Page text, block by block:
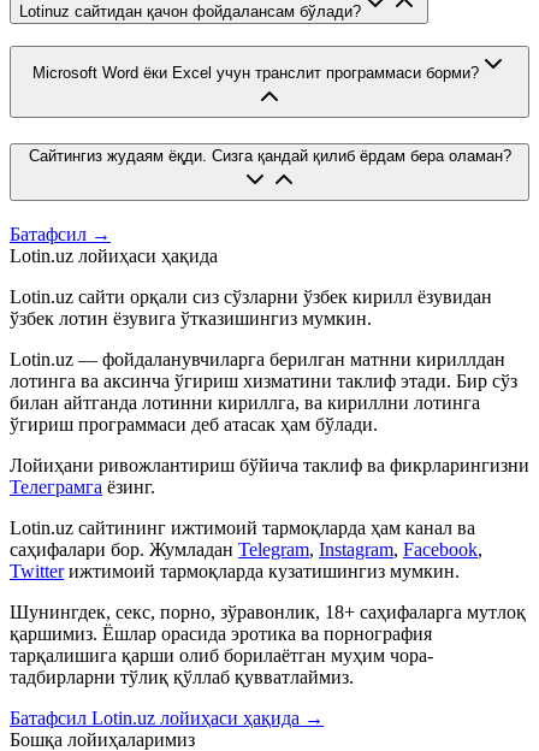
Lotinuz сайтидан қачон фойдалансам бўлади?
Microsoft Word ёки Excel учун транслит программаси борми?
Сайтингиз жудаям ёқди. Сизга қандай қилиб ёрдам бера оламан?
Батафсил →
Lotin.uz лойиҳаси ҳақида
Lotin.uz сайти орқали сиз сўзларни ўзбек кирилл ёзувидан
ўзбек лотин ёзувига ўтказишингиз мумкин.
Lotin.uz — фойдаланувчиларга берилган матнни кириллдан
лотинга ва аксинча ўгириш хизматини таклиф этади. Бир сўз
билан айтганда лотинни кириллга, ва кириллни лотинга
ўгириш программаси деб атасак ҳам бўлади.
Лойиҳани ривожлантириш бўйича таклиф ва фикрларингизни
Телеграмга ёзинг.
Lotin.uz сайтининг ижтимоий тармоқларда ҳам канал ва
саҳифалари бор. Жумладан Telegram, Instagram, Facebook,
Twitter ижтимоий тармоқларда кузатишингиз мумкин.
Шунингдек, секс, порно, зўравонлик, 18+ саҳифаларга мутлоқ
қаршимиз. Ёшлар орасида эротика ва порнография
тарқалишига қарши олиб борилаётган муҳим чора-
тадбирларни тўлиқ қўллаб қувватлаймиз.
Батафсил Lotin.uz лойиҳаси ҳақида →
Бошқа лойиҳаларимиз